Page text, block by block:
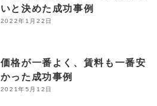
いと決めた成功事例
2022年1月22日
価格が一番よく、賃料も一番安
かった成功事例
2021年5月12日